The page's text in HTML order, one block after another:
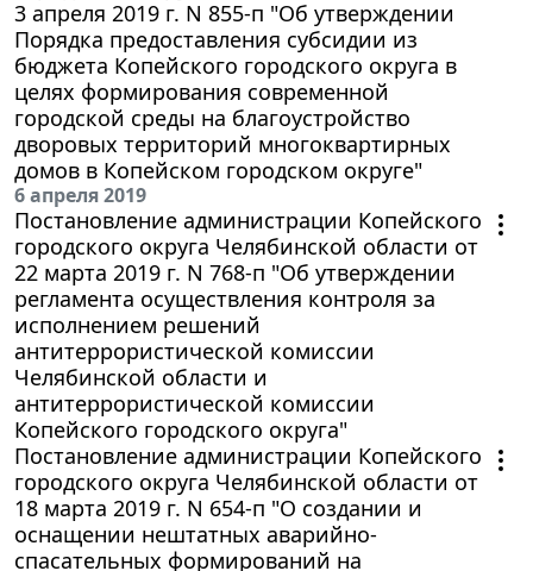
3 апреля 2019 г. N 855-п "Об утверждении
Порядка предоставления субсидии из
бюджета Копейского городского округа в
целях формирования современной
городской среды на благоустройство
дворовых территорий многоквартирных
домов в Копейском городском округе"
6 апреля 2019
Постановление администрации Копейского
городского округа Челябинской области от
22 марта 2019 г. N 768-п "Об утверждении
регламента осуществления контроля за
исполнением решений
антитеррористической комиссии
Челябинской области и
антитеррористической комиссии
Копейского городского округа"
Постановление администрации Копейского
городского округа Челябинской области от
18 марта 2019 г. N 654-п "О создании и
оснащении нештатных аварийно-
спасательных формирований на